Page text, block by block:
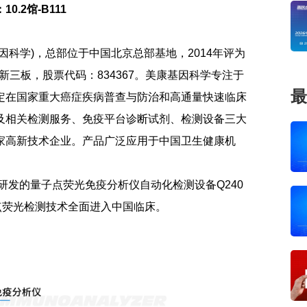
10.2馆-B111
科学)，总部位于中国北京总部基地，2014年评为
三板，股票代码：834367。美康基因科学专注于
国家重大癌症疾病普查与防治和高通量快速临床
关检测服务、免疫平台诊断试剂、检测设备三大
新技术企业。产品广泛应用于中国卫生健康机
发的量子点荧光免疫分析仪自动化检测设备Q240
光检测技术全面进入中国临床。